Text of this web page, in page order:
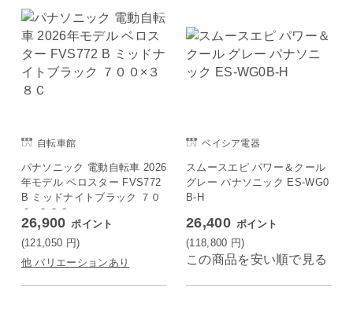
自転車館
パナソニック 電動自転車 2026
年モデル ベロスター FVS772
B ミッドナイトブラック ７０
０×３８Ｃ
26,900 ポイント
(121,050 円)
他 バリエーションあり
ベイシア電器
スムースエピ パワー＆クール
グレー パナソニック ES-WG0
B-H
26,400 ポイント
(118,800 円)
この商品を安い順で見る